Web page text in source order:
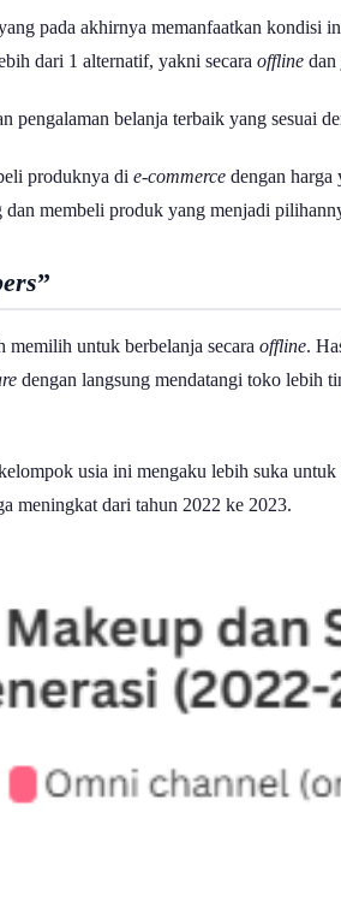
pada akhirnya memanfaatkan kondisi
dari 1 alternatif, yakni secara offline dan
belanja terbaik yang sesuai
produknya di e-commerce dengan
dan membeli produk yang menjadi
”
memilih untuk berbelanja secara offline.
dengan langsung mendatangi toko lebih
usia ini mengaku lebih suka
meningkat dari tahun 2022 ke 2023.